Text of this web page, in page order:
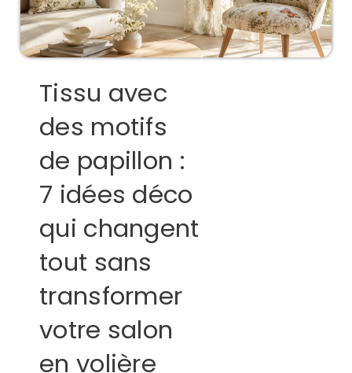
Tissu avec
des motifs
de papillon :
7 idées déco
qui changent
tout sans
transformer
votre salon
en volière